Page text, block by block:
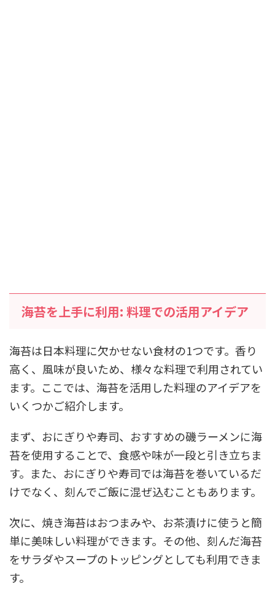
海苔を上手に利用: 料理での活用アイデア
海苔は日本料理に欠かせない食材の1つです。香り
高く、風味が良いため、様々な料理で利用されてい
ます。ここでは、海苔を活用した料理のアイデアを
いくつかご紹介します。
まず、おにぎりや寿司、おすすめの磯ラーメンに海
苔を使用することで、食感や味が一段と引き立ちま
す。また、おにぎりや寿司では海苔を巻いているだ
けでなく、刻んでご飯に混ぜ込むこともあります。
次に、焼き海苔はおつまみや、お茶漬けに使うと簡
単に美味しい料理ができます。その他、刻んだ海苔
をサラダやスープのトッピングとしても利用できま
す。